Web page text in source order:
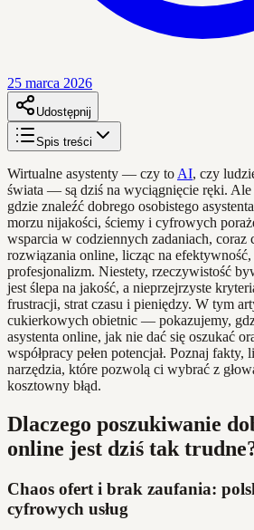
25 marca 2026
Udostępnij
Spis treści
Wirtualne asystenty — czy to AI, czy
świata — są dziś na wyciągnięcie ręki. Ale
gdzie znaleźć dobrego osobistego
morzu nijakości, ściemy i cyfrowych
wsparcia w codziennych zadaniach, coraz
rozwiązania online, licząc na
profesjonalizm. Niestety, rzeczywistość
jest ślepa na jakość, a nieprzejrzyste
frustracji, strat czasu i pieniędzy. W tym
cukierkowych obietnic — pokazujemy,
asystenta online, jak nie dać się oszukać
współpracy pełen potencjał. Poznaj
narzędzia, które pozwolą ci wybrać z
kosztowny błąd.
Dlaczego poszukiwanie
online jest dziś tak
Chaos ofert i brak zaufania:
cyfrowych usług